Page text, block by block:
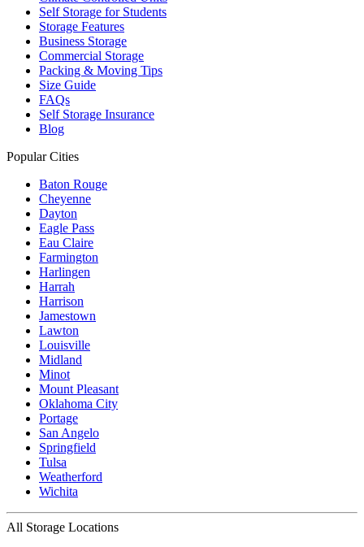
Self Storage for Students
Storage Features
Business Storage
Commercial Storage
Packing & Moving Tips
Size Guide
FAQs
Self Storage Insurance
Blog
Popular Cities
Baton Rouge
Cheyenne
Dayton
Eagle Pass
Eau Claire
Farmington
Harlingen
Harrah
Harrison
Jamestown
Lawton
Louisville
Midland
Minot
Mount Pleasant
Oklahoma City
Portage
San Angelo
Springfield
Tulsa
Weatherford
Wichita
All Storage Locations